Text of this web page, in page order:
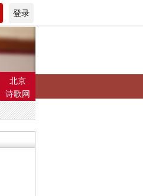
登录
北京
诗歌网